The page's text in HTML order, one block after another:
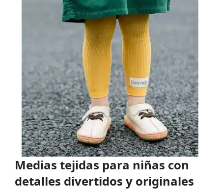
Medias tejidas para niñas con
detalles divertidos y originales